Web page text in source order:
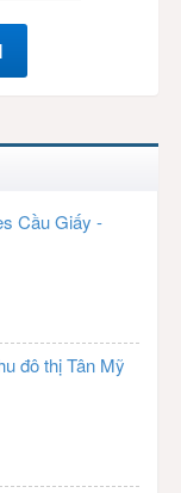
Cầu Giấy -
đô thị Tân Mỹ